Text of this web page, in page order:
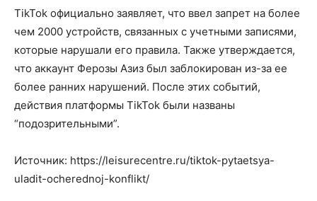
TikTok официально заявляет, что ввел запрет на более
чем 2000 устройств, связанных с учетными записями,
которые нарушали его правила. Также утверждается,
что аккаунт Ферозы Азиз был заблокирован из-за ее
более ранних нарушений. После этих событий,
действия платформы TikTok были названы
“подозрительными”.
Источник: https://leisurecentre.ru/tiktok-pytaetsya-
uladit-ocherednoj-konflikt/